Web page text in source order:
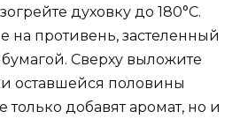
духовку до 180°C.
на противень, застеленный
Сверху выложите
оставшейся половины
добавят аромат, но и